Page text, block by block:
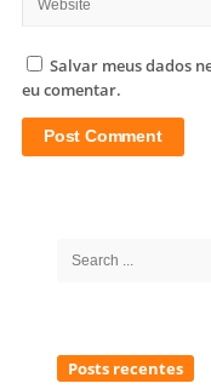
Salvar meus dados
eu comentar.
Posts recentes